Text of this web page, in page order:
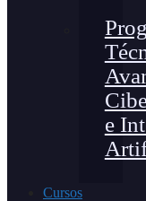
e
Cursos